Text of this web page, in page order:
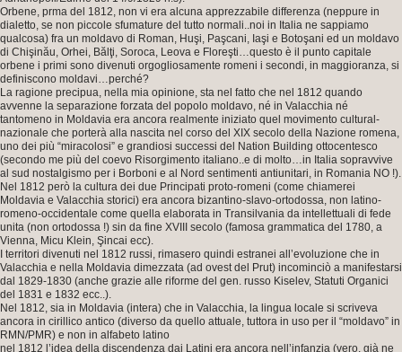
Orbene, prma del 1812, non vi era alcuna apprezzabile differenza (neppure in
dialetto, se non piccole sfumature del tutto normali..noi in Italia ne sappiamo
qualcosa) fra un moldavo di Roman, Huşi, Paşcani, Iaşi e Botoşani ed un moldavo
di Chişinău, Orhei, Bălţi, Soroca, Leova e Floreşti…questo è il punto capitale
orbene i primi sono divenuti orgogliosamente romeni i secondi, in maggioranza, si
definiscono moldavi…perché?
La ragione precipua, nella mia opinione, sta nel fatto che nel 1812 quando
avvenne la separazione forzata del popolo moldavo, né in Valacchia né
tantomeno in Moldavia era ancora realmente iniziato quel movimento cultural-
nazionale che porterà alla nascita nel corso del XIX secolo della Nazione romena,
uno dei più “miracolosi” e grandiosi successi del Nation Building ottocentesco
(secondo me più del coevo Risorgimento italiano..e di molto…in Italia sopravvive
al sud nostalgismo per i Borboni e al Nord sentimenti antiunitari, in Romania NO !).
Nel 1812 però la cultura dei due Principati proto-romeni (come chiamerei
Moldavia e Valacchia storici) era ancora bizantino-slavo-ortodossa, non latino-
romeno-occidentale come quella elaborata in Transilvania da intellettuali di fede
unita (non ortodossa !) sin da fine XVIII secolo (famosa grammatica del 1780, a
Vienna, Micu Klein, Şincai ecc).
I territori divenuti nel 1812 russi, rimasero quindi estranei all’evoluzione che in
Valacchia e nella Moldavia dimezzata (ad ovest del Prut) incominciò a manifestarsi
dal 1829-1830 (anche grazie alle riforme del gen. russo Kiselev, Statuti Organici
del 1831 e 1832 ecc..).
Nel 1812, sia in Moldavia (intera) che in Valacchia, la lingua locale si scriveva
ancora in cirillico antico (diverso da quello attuale, tuttora in uso per il “moldavo” in
RMN/PMR) e non in alfabeto latino
nel 1812 l’idea della discendenza dai Latini era ancora nell’infanzia (vero, già ne